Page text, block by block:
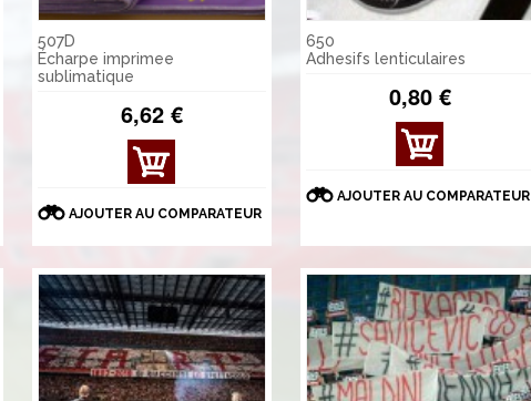
507D
Écharpe imprimee
sublimatique
6,62 €
AJOUTER AU COMPARATEUR
650
Adhesifs lenticulaires
0,80 €
AJOUTER AU COMPARATEUR